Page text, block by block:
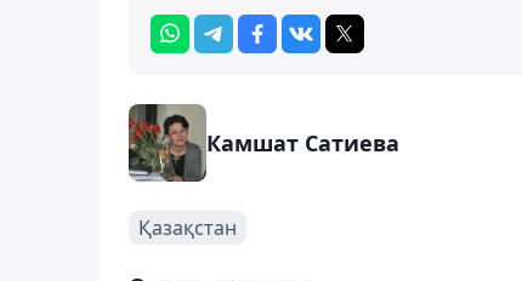
Камшат Сатиева
Қазақстан